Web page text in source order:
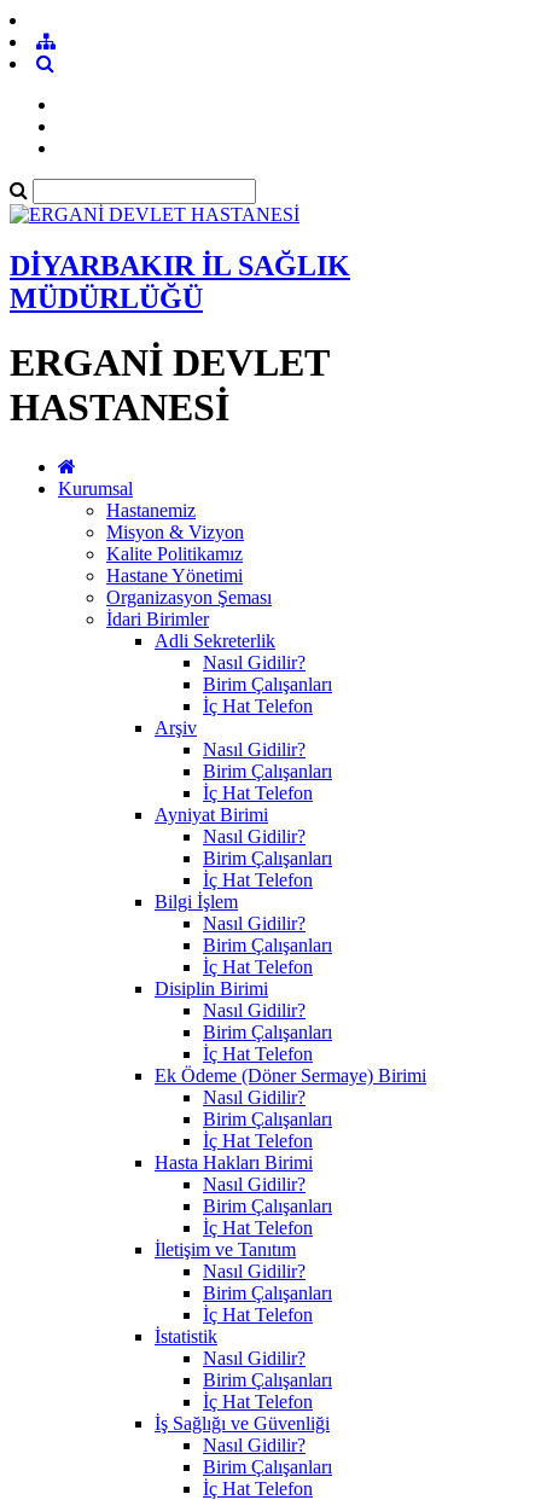
DİYARBAKIR İL SAĞLIK
MÜDÜRLÜĞÜ
ERGANİ DEVLET
HASTANESİ
Kurumsal
Hastanemiz
Misyon & Vizyon
Kalite Politikamız
Hastane Yönetimi
Organizasyon Şeması
İdari Birimler
Adli Sekreterlik
Nasıl Gidilir?
Birim Çalışanları
İç Hat Telefon
Arşiv
Nasıl Gidilir?
Birim Çalışanları
İç Hat Telefon
Ayniyat Birimi
Nasıl Gidilir?
Birim Çalışanları
İç Hat Telefon
Bilgi İşlem
Nasıl Gidilir?
Birim Çalışanları
İç Hat Telefon
Disiplin Birimi
Nasıl Gidilir?
Birim Çalışanları
İç Hat Telefon
Ek Ödeme (Döner Sermaye) Birimi
Nasıl Gidilir?
Birim Çalışanları
İç Hat Telefon
Hasta Hakları Birimi
Nasıl Gidilir?
Birim Çalışanları
İç Hat Telefon
İletişim ve Tanıtım
Nasıl Gidilir?
Birim Çalışanları
İç Hat Telefon
İstatistik
Nasıl Gidilir?
Birim Çalışanları
İç Hat Telefon
İş Sağlığı ve Güvenliği
Nasıl Gidilir?
Birim Çalışanları
İç Hat Telefon